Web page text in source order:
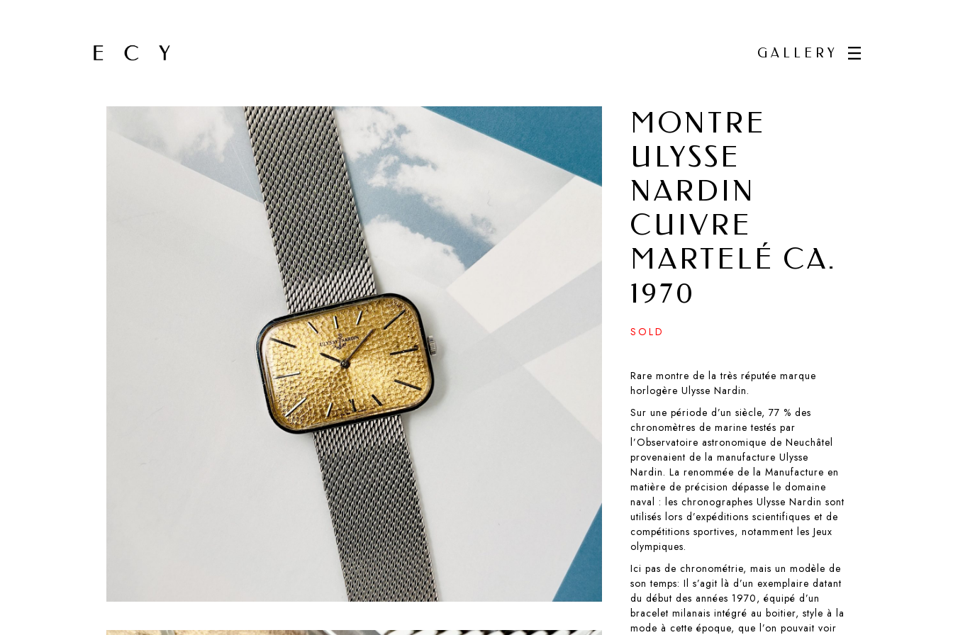
GALLERY
MONTRE
ULYSSE
NARDIN
CUIVRE
MARTELÉ CA.
1970
SOLD
Rare montre de la très réputée marque
horlogère Ulysse Nardin.
Sur une période d’un siècle, 77 % des
chronomètres de marine testés par
l’Observatoire astronomique de Neuchâtel
provenaient de la manufacture Ulysse
Nardin. La renommée de la Manufacture en
matière de précision dépasse le domaine
naval : les chronographes Ulysse Nardin sont
utilisés lors d’expéditions scientifiques et de
compétitions sportives, notamment les Jeux
olympiques.
Ici pas de chronométrie, mais un modèle de
son temps: Il s’agit là d’un exemplaire datant
du début des années 1970, équipé d’un
bracelet milanais intégré au boitier, style à la
mode à cette époque, que l’on pouvait voir